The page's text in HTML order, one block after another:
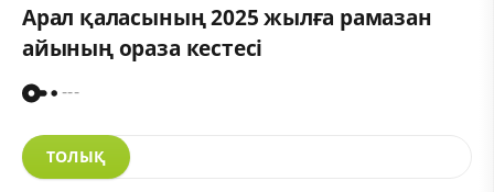
Арал қаласының 2025 жылға рамазан
айының ораза кестесі
---
ТОЛЫҚ